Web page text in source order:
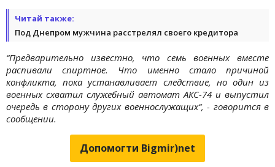
Читай также:
Под Днепром мужчина расстрелял своего кредитора
“Предварительно известно, что семь военных вместе
распивали спиртное. Что именно стало причиной
конфликта, пока устанавливает следствие, но один из
военных схватил служебный автомат АКС-74 и выпустил
очередь в сторону других военнослужащих“, - говорится в
сообщении.
Допомогти Bigmir)net